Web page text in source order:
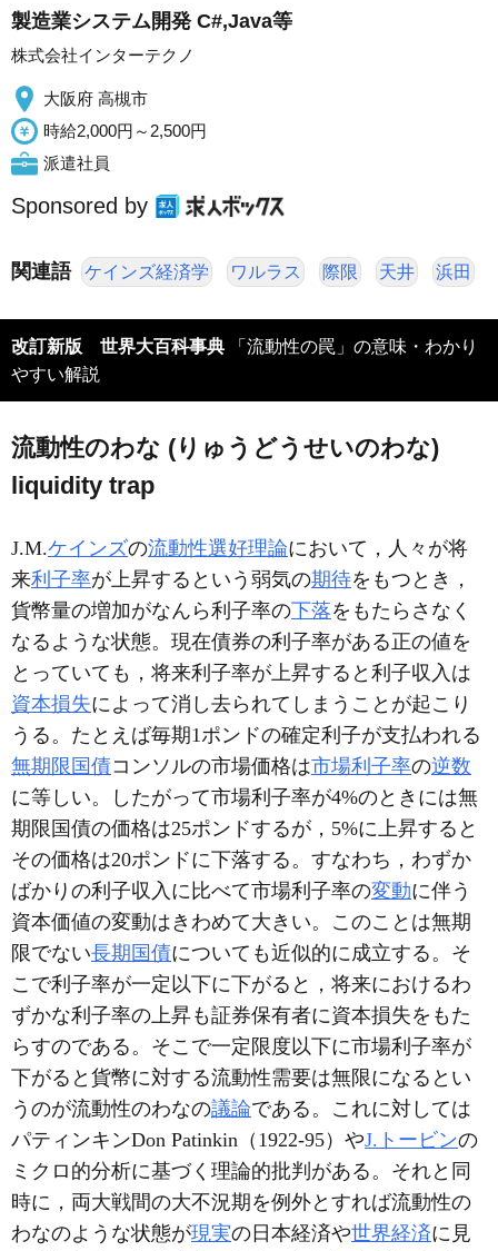
製造業システム開発 C#,Java等
株式会社インターテクノ
大阪府 高槻市
時給2,000円～2,500円
派遣社員
Sponsored by
関連語 ケインズ経済学 ワルラス 際限 天井 浜田
改訂新版 世界大百科事典 「流動性の罠」の意味・わかり
やすい解説
流動性のわな (りゅうどうせいのわな)
liquidity trap
J.M.ケインズの流動性選好理論において，人々が将
来利子率が上昇するという弱気の期待をもつとき，
貨幣量の増加がなんら利子率の下落をもたらさなく
なるような状態。現在債券の利子率がある正の値を
とっていても，将来利子率が上昇すると利子収入は
資本損失によって消し去られてしまうことが起こり
うる。たとえば毎期1ポンドの確定利子が支払われる
無期限国債コンソルの市場価格は市場利子率の逆数
に等しい。したがって市場利子率が4%のときには無
期限国債の価格は25ポンドするが，5%に上昇すると
その価格は20ポンドに下落する。すなわち，わずか
ばかりの利子収入に比べて市場利子率の変動に伴う
資本価値の変動はきわめて大きい。このことは無期
限でない長期国債についても近似的に成立する。そ
こで利子率が一定以下に下がると，将来におけるわ
ずかな利子率の上昇も証券保有者に資本損失をもた
らすのである。そこで一定限度以下に市場利子率が
下がると貨幣に対する流動性需要は無限になるとい
うのが流動性のわなの議論である。これに対しては
パティンキンDon Patinkin（1922-95）やJ.トービンの
ミクロ的分析に基づく理論的批判がある。それと同
時に，両大戦間の大不況期を例外とすれば流動性の
わなのような状態が現実の日本経済や世界経済に見